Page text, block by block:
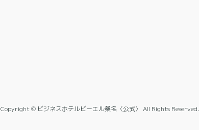
Copyright © ビジネスホテルビーエル桑名〈公式〉 All Rights Reserved.